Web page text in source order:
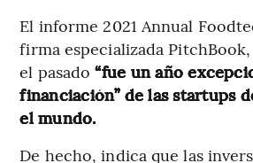
El informe 2021 Annual
firma especializada
el pasado“fue un año
financiación” de las startups
el mundo.
De hecho, indica que las